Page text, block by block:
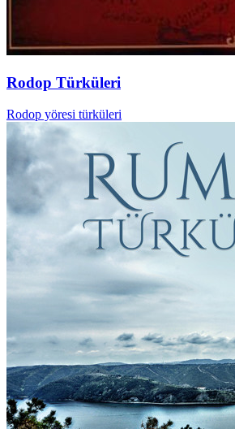
Rodop Türküleri
Rodop yöresi türküleri